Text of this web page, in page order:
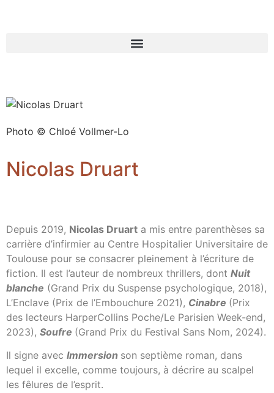
Photo © Chloé Vollmer-Lo
Nicolas Druart
Depuis 2019, Nicolas Druart a mis entre parenthèses sa
carrière d’infirmier au Centre Hospitalier Universitaire de
Toulouse pour se consacrer pleinement à l’écriture de
fiction. Il est l’auteur de nombreux thrillers, dont Nuit
blanche (Grand Prix du Suspense psychologique, 2018),
L’Enclave (Prix de l’Embouchure 2021), Cinabre (Prix
des lecteurs HarperCollins Poche/Le Parisien Week-end,
2023), Soufre (Grand Prix du Festival Sans Nom, 2024).
Il signe avec Immersion son septième roman, dans
lequel il excelle, comme toujours, à décrire au scalpel
les fêlures de l’esprit.